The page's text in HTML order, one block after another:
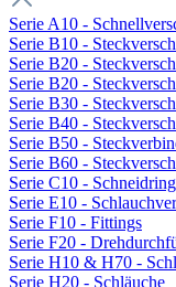
Serie A10 -
Serie B10 -
Serie B20 -
Serie B20 -
Serie B30 -
Serie B40 -
Serie B50 -
Serie B60 -
Serie C10 -
Serie E10 -
Serie F10 - Fittings
Serie F20 -
Serie H10 & H70 -
Serie H20 - Schläuche